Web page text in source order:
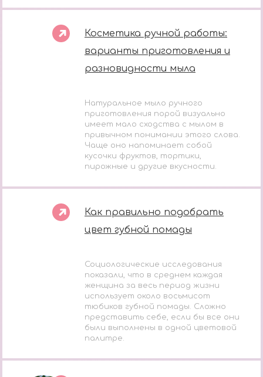
Косметика ручной работы:
варианты приготовления и
разновидности мыла
Натуральное мыло ручного
приготовления порой визуально
имеет мало сходства с мылом в
привычном понимании этого слова.
Чаще оно напоминает собой
кусочки фруктов, тортики,
пирожные и другие вкусности.
Как правильно подобрать
цвет губной помады
Социологические исследования
показали, что в среднем каждая
женщина за весь период жизни
использует около восьмисот
тюбиков губной помады. Сложно
представить себе, если бы все они
были выполнены в одной цветовой
палитре.